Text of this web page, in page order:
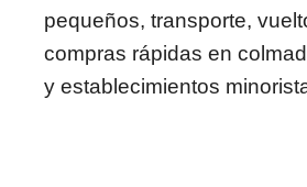
pequeños, transporte,
compras rápidas en
y establecimientos